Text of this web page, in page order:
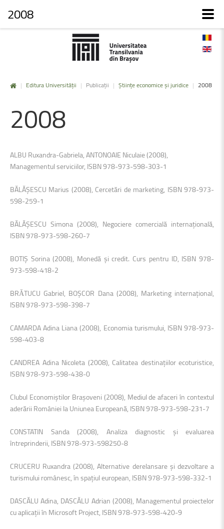
| Editura Universității | Publicații | Științe economice și juridice | 2008
2008
ALBU Ruxandra-Gabriela, ANTONOAIE Niculaie (2008),
Managementul serviciilor, ISBN 978-973-598-303-1
BĂLĂŞESCU Marius (2008), Cercetări de marketing, ISBN 978-973-
598-259-1
BĂLĂŞESCU Simona (2008), Negociere comercială internaţională,
ISBN 978-973-598-260-7
BOTIŞ Sorina (2008), Monedă şi credit. Curs pentru ID, ISBN 978-
973-598-418-2
BRǍTUCU Gabriel, BOŞCOR Dana (2008), Marketing internaţional,
ISBN 978-973-598-398-7
CAMARDA Adina Liana (2008), Economia turismului, ISBN 978-973-
598-403-8
CANDREA Adina Nicoleta (2008), Calitatea destinaţiilor ecoturistice,
ISBN 978-973-598-438-0
Clubul Economiştilor Braşoveni (2008), Mediul de afaceri în contextul
aderării României la Uniunea Europeană, ISBN 978-973-598-231-7
CONSTATIN Sanda (2008), Analiza diagnostic şi evaluarea
întreprinderii, ISBN 978-973-598250-8
CRUCERU Ruxandra (2008), Alternative derelansare şi dezvoltare a
turismului românesc, în spaţiul european, ISBN 978-973-598-332-1
DASCĂLU Adina, DASCĂLU Adrian (2008), Managementul proiectelor
cu aplicaţii în Microsoft Project, ISBN 978-973-598-420-9
2008